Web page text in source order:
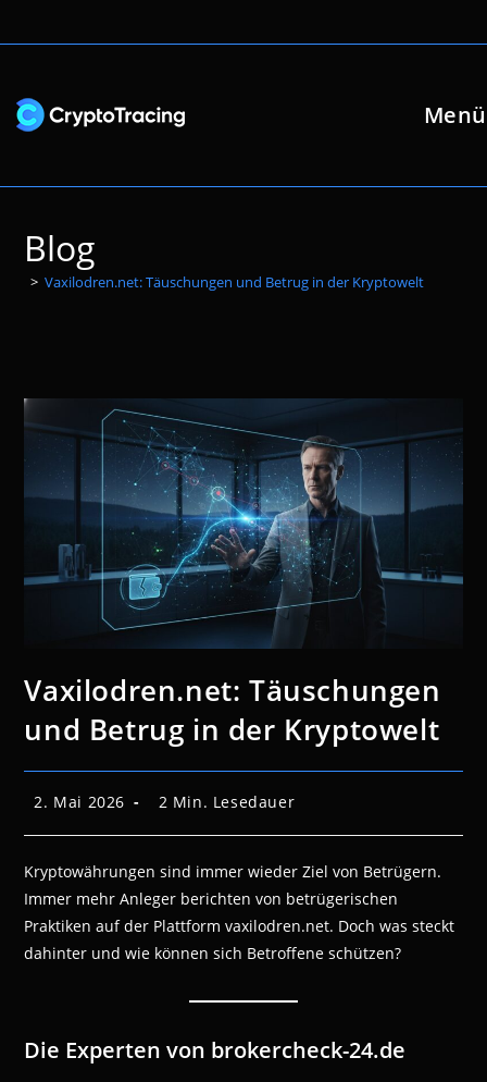
Inhalt
Menü
Blog
> Vaxilodren.net: Täuschungen und Betrug in der Kryptowelt
Vaxilodren.net: Täuschungen
und Betrug in der Kryptowelt
Beitrag
2. Mai 2026 Lesedauer:
2 Min. Lesedauer
Kryptowährungen sind immer wieder Ziel von Betrügern.
Immer mehr Anleger berichten von betrügerischen
Praktiken auf der Plattform vaxilodren.net. Doch was steckt
dahinter und wie können sich Betroffene schützen?
Die Experten von brokercheck-24.de